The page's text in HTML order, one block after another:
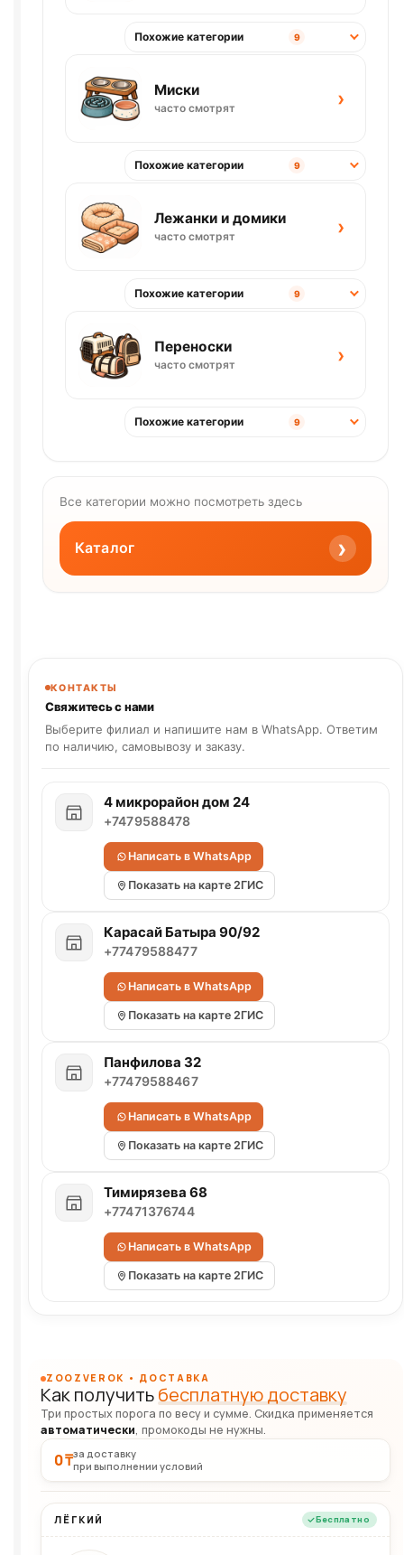
Похожие категории 9
Миски
часто смотрят ›
Похожие категории 9
Лежанки и домики
часто смотрят ›
Похожие категории 9
Переноски
часто смотрят ›
Похожие категории 9
Все категории можно посмотреть здесь
Каталог ›
КОНТАКТЫ
Свяжитесь с нами
Выберите филиал и напишите нам в WhatsApp. Ответим
по наличию, самовывозу и заказу.
4 микрорайон дом 24
+7479588478
Написать в WhatsApp
Показать на карте 2ГИС
Карасай Батыра 90/92
+77479588477
Написать в WhatsApp
Показать на карте 2ГИС
Панфилова 32
+77479588467
Написать в WhatsApp
Показать на карте 2ГИС
Тимирязева 68
+77471376744
Написать в WhatsApp
Показать на карте 2ГИС
ZOOZVEROK • ДОСТАВКА
Как получитьбесплатную доставку
Три простых порога по весу и сумме. Скидка применяется
автоматически, промокоды не нужны.
0 ₸за доставку
при выполнении условий
ЛЁГКИЙ Бесплатно